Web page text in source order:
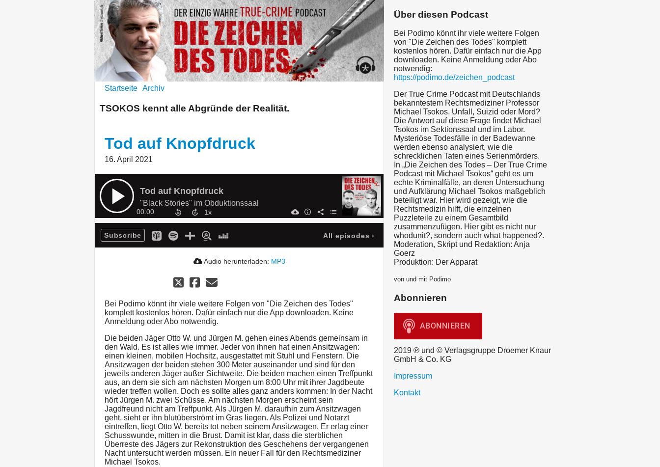
Startseite Archiv
TSOKOS kennt alle Abgründe der Realität.
Tod auf Knopfdruck
16. April 2021
Tod auf Knopfdruck
"Black Stories" im Obduktionssaal
00:00
Subscribe All episodes ›
Audio herunterladen: MP3
Bei Podimo könnt ihr viele weitere Folgen von "Die Zeichen des Todes"
komplett kostenlos hören. Dafür einfach nur die App downloaden. Keine
Anmeldung oder Abo notwendig.
Die beiden Jäger Otto W. und Jürgen M. gehen eines Abends gemeinsam in
den Wald. Es ist alles wie immer. Jeder von ihnen hat einen Ansitzwagen:
einen kleinen, mobilen Hochsitz, ausgestattet mit Stuhl und Fenstern. Die
Ansitzwagen der beiden stehen 300 Meter auseinander und sind für den
jeweils anderen Jäger außer Sichtweite. Die beiden machen einen Treffpunkt
aus, an dem sie sich am nächsten Morgen um 8:00 Uhr mit ihrer Jagdbeute
wieder treffen wollen. Doch es sollte alles ganz anders kommen: In der Nacht
hört Jürgen M. zwei Schüsse. Am nächsten Morgen erscheint sein
Jagdfreund nicht am Treffpunkt. Als Jürgen M. daraufhin zum Ansitzwagen
geht, sieht er ihn blutüberströmt im Gras liegen. Als Polizei und Notarzt
eintreffen, liegt Otto W. bereits tot neben seinem Ansitzwagen. Er erlag einer
Schusswunde, mitten in die Brust. Damit ist klar, dass die sterblichen
Überreste des Jägers zur Rekonstruktion des Geschehens der vergangenen
Nacht untersucht werden müssen. Ein neuer Fall für den Rechtsmediziner
Michael Tsokos.
Über diesen Podcast
Bei Podimo könnt ihr viele weitere Folgen
von "Die Zeichen des Todes" komplett
kostenlos hören. Dafür einfach nur die App
downloaden. Keine Anmeldung oder Abo
notwendig:
https://podimo.de/zeichen_podcast
Der True Crime Podcast mit Deutschlands
bekanntestem Rechtsmediziner Professor
Michael Tsokos. Unfall, Suizid oder Mord?
Die Antwort auf diese Frage findet Michael
Tsokos im Sektionssaal und im Labor.
Mysteriöse Todesfälle in der Badewanne
werden ebenso analysiert, wie die
schrecklichen Taten eines Serienmörders.
In „Die Zeichen des Todes – Der True Crime
Podcast mit Michael Tsokos“ geht es um
echte Kriminalfälle, an deren Untersuchung
und Aufklärung Michael Tsokos maßgeblich
beteiligt war. Hier wird gezeigt, wie die
Rechtsmedizin hilft, die einzelnen
Puzzleteile zu einem Gesamtbild
zusammenzufügen. Hier gibt es nicht nur
whodunit?, sondern auch what happened?.
Moderation, Skript und Redaktion: Anja
Goerz
Produktion: Der Apparat
von und mit Podimo
Abonnieren
2019 ℗ und © Verlagsgruppe Droemer Knaur
GmbH & Co. KG
Impressum
Kontakt